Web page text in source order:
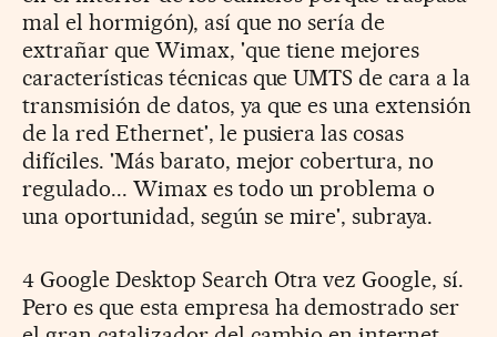
mal el hormigón), así que no sería de
extrañar que Wimax, 'que tiene mejores
características técnicas que UMTS de cara a la
transmisión de datos, ya que es una extensión
de la red Ethernet', le pusiera las cosas
difíciles. 'Más barato, mejor cobertura, no
regulado... Wimax es todo un problema o
una oportunidad, según se mire', subraya.
4 Google Desktop Search Otra vez Google, sí.
Pero es que esta empresa ha demostrado ser